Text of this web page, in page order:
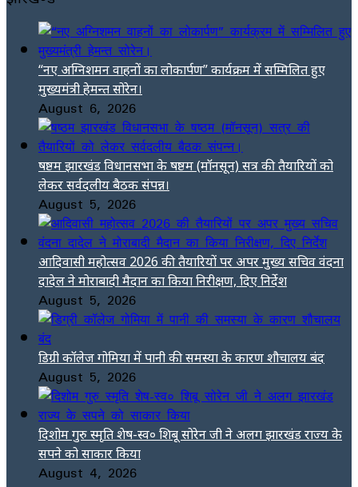
“नए अग्निशमन वाहनों का लोकार्पण” कार्यक्रम में सम्मिलित हुए
मुख्यमंत्री हेमन्त सोरेन।
August 6, 2026
षष्ठम झारखंड विधानसभा के षष्ठम (मॉनसून) सत्र की तैयारियों को
लेकर सर्वदलीय बैठक संपन्न।
August 5, 2026
आदिवासी महोत्सव 2026 की तैयारियों पर अपर मुख्य सचिव वंदना
दादेल ने मोराबादी मैदान का किया निरीक्षण, दिए निर्देश
August 5, 2026
डिग्री कॉलेज गोमिया में पानी की समस्या के कारण शौचालय बंद
August 5, 2026
दिशोम गुरु स्मृति शेष-स्व० शिबू सोरेन जी ने अलग झारखंड राज्य के
सपने को साकार किया
August 4, 2026